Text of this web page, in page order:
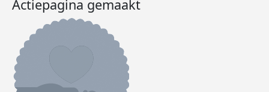
Actiepagina gemaakt